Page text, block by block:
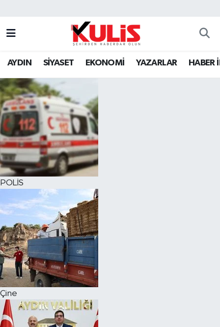
AYDIN SİYASET EKONOMİ YAZARLAR HABER
POLİS
Çine